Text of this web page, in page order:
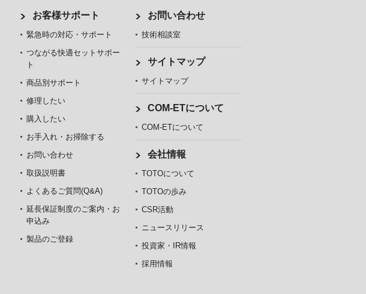
お客様サポート
緊急時の対応・サポート
つながる快適セットサポー
ト
商品別サポート
修理したい
購入したい
お手入れ・お掃除する
お問い合わせ
取扱説明書
よくあるご質問(Q&A)
延長保証制度のご案内・お
申込み
製品のご登録
お問い合わせ
技術相談室
サイトマップ
サイトマップ
COM-ETについて
COM-ETについて
会社情報
TOTOについて
TOTOの歩み
CSR活動
ニュースリリース
投資家・IR情報
採用情報